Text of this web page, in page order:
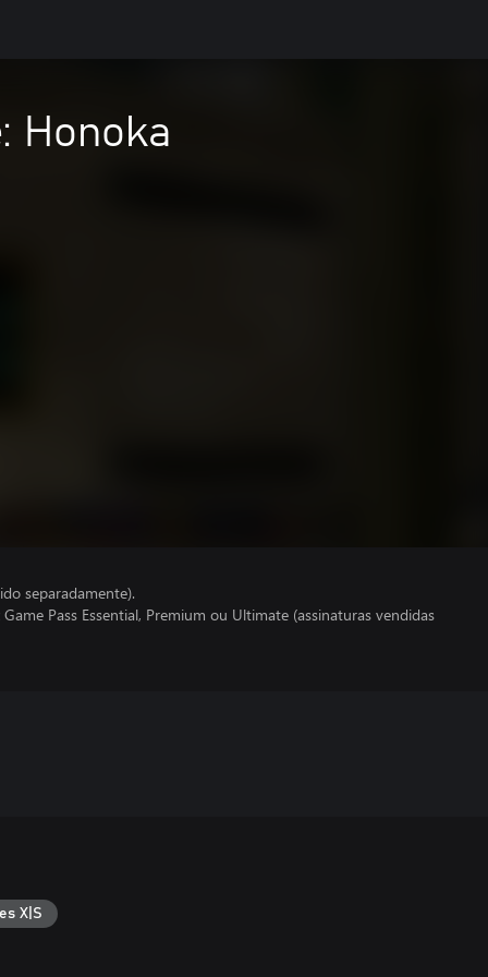
Honoka
separadamente).
Pass Essential, Premium ou Ultimate (assinaturas vendidas
X|S